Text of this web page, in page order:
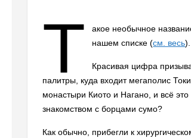
Т
акое необычное
нашем списке (см. весь).
Красивая цифра
палитры, куда входит мегаполис
монастыри Киото и Нагано, и всё
знакомством с борцами сумо?
Как обычно, прибегли к